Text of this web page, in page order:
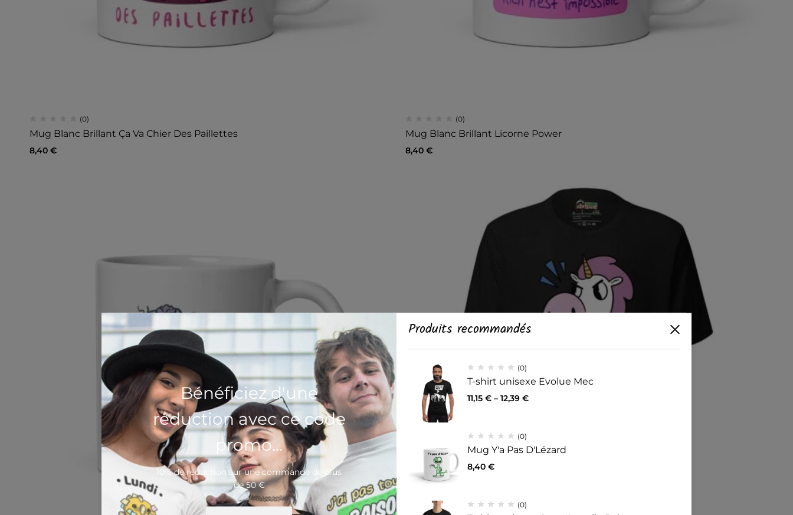
(0)
Mug Blanc Brillant Ça Va Chier Des Paillettes
8,40 €
(0)
Mug Blanc Brillant Licorne Power
8,40 €
Bénéficiez d'une
réduction avec ce code
promo...
10% de réduction sur une commande de plus
de 50 €
Produits recommandés
(0)
T-shirt unisexe Evolue Mec
11,15 € – 12,39 €
(0)
Mug Y'a Pas D'Lézard
8,40 €
(0)